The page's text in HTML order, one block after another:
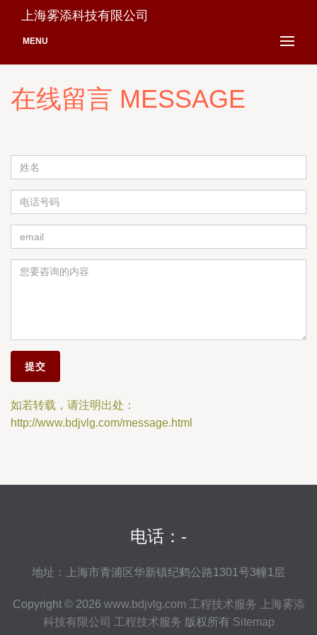
上海雾添科技有限公司
MENU
在线留言 MESSAGE
如若转载，请注明出处：
http://www.bdjvlg.com/message.html
电话：-
地址：上海市青浦区华新镇纪鹤公路1301号3幢1层
Copyright © 2026 www.bdjvlg.com 工程技术服务
上海雾添
科技有限公司 工程技术服务 版权所有 Sitemap